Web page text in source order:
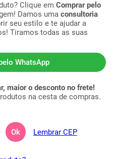
Clique em Comprar pelo
Damos uma consultoria
seu estilo e te ajudar a
Tiramos todas as suas
WhatsApp
maior o desconto no frete!
na cesta de compras.
Ok Lembrar CEP